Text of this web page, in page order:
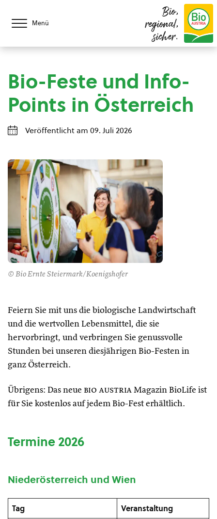
Menü
Bio,
regional,
sicher.
Bio-Feste und Info-
Points in Österreich
Veröffentlicht am 09. Juli 2026
© Bio Ernte Steiermark/Koenigshofer
Feiern Sie mit uns die biologische Landwirtschaft
und die wertvollen Lebensmittel, die sie
hervorbringt, und verbringen Sie genussvolle
Stunden bei unseren diesjährigen Bio-Festen in
ganz Österreich.
Übrigens: Das neue bio austria Magazin BioLife ist
für Sie kostenlos auf jedem Bio-Fest erhältlich.
Termine 2026
Niederösterreich und Wien
Tag Veranstaltung